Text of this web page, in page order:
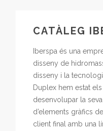
CATÀLEG
Iberspa és una
disseny de
disseny i la
Duplex hem estat
desenvolupar la
d’elements gràfics
client final amb una